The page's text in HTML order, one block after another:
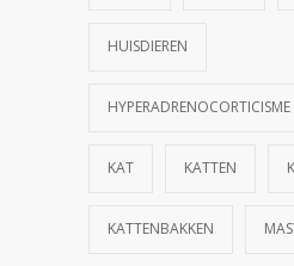
HUISDIEREN
HYPERADRENOCORTICISME
KAT KATTEN
KATTENBAKKEN